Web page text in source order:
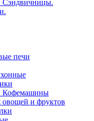
Сэндвичницы.
печи
Кофемашины
и фруктов